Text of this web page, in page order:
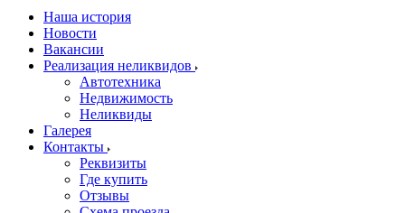
Наша история
Новости
Вакансии
Реализация неликвидов
Автотехника
Недвижимость
Неликвиды
Галерея
Контакты
Реквизиты
Где купить
Отзывы